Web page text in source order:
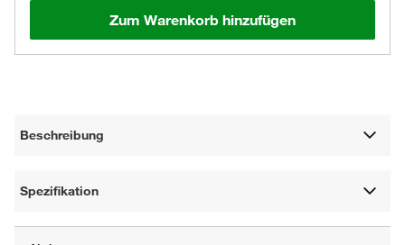
Zum Warenkorb hinzufügen
Beschreibung
Spezifikation